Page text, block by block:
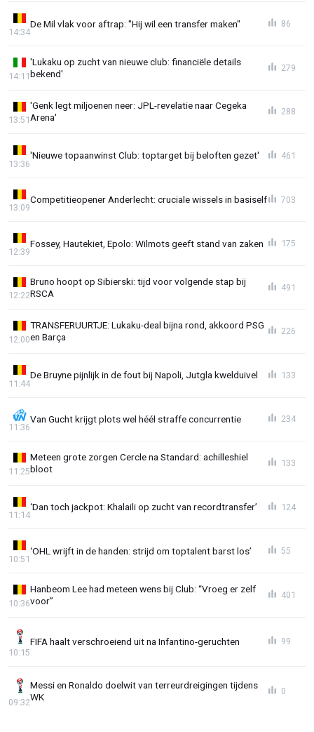
De Mil vlak voor aftrap: "Hij wil een transfer maken"
14:34
86
'Lukaku op zucht van nieuwe club: financiële details
bekend'
14:11
279
'Genk legt miljoenen neer: JPL-revelatie naar Cegeka
Arena'
13:51
288
'Nieuwe topaanwinst Club: toptarget bij beloften gezet'
13:36
461
Competitieopener Anderlecht: cruciale wissels in basiself
13:09
703
Fossey, Hautekiet, Epolo: Wilmots geeft stand van zaken
12:39
175
Bruno hoopt op Sibierski: tijd voor volgende stap bij
RSCA
12:22
491
TRANSFERUURTJE: Lukaku-deal bijna rond, akkoord PSG
en Barça
12:00
226
De Bruyne pijnlijk in de fout bij Napoli, Jutgla kwelduivel
11:44
133
Van Gucht krijgt plots wel héél straffe concurrentie
11:36
234
Meteen grote zorgen Cercle na Standard: achilleshiel
bloot
11:25
133
‘Dan toch jackpot: Khalaili op zucht van recordtransfer’
11:14
124
‘OHL wrijft in de handen: strijd om toptalent barst los’
10:51
55
Hanbeom Lee had meteen wens bij Club: “Vroeg er zelf
voor”
10:36
401
FIFA haalt verschroeiend uit na Infantino-geruchten
10:15
99
Messi en Ronaldo doelwit van terreurdreigingen tijdens
WK
09:32
0